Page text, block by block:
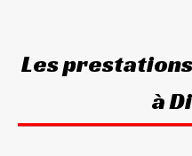
Les
à